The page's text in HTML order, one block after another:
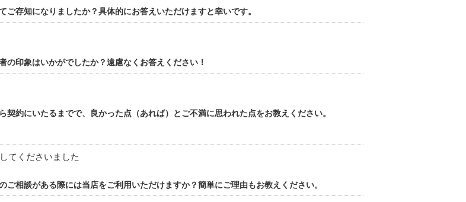
ご存知になりましたか？具体的にお答えいただけますと幸いです。
の印象はいかがでしたか？遠慮なくお答えください！
契約にいたるまでで、良かった点（あれば）とご不満に思われた点をお教えください。
てくださいました
ご相談がある際には当店をご利用いただけますか？簡単にご理由もお教えください。